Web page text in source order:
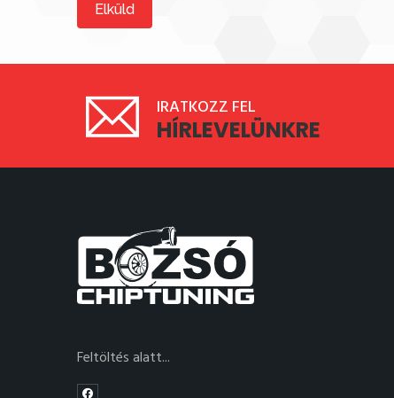
Elküld
IRATKOZZ FEL
HÍRLEVELÜNKRE
Feltöltés alatt...